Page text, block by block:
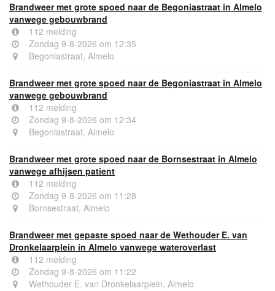
Brandweer met grote spoed naar de Begoniastraat in Almelo
vanwege gebouwbrand
112 melding
Zondag 9-8-2026 om 12:35
Begoniastraat, Almelo
Brandweer met grote spoed naar de Begoniastraat in Almelo
vanwege gebouwbrand
112 melding
Zondag 9-8-2026 om 12:34
Begoniastraat, Almelo
Brandweer met grote spoed naar de Bornsestraat in Almelo
vanwege afhijsen patient
112 melding
Zondag 9-8-2026 om 11:28
Bornsestraat, Almelo
Brandweer met gepaste spoed naar de Wethouder E. van
Dronkelaarplein in Almelo vanwege wateroverlast
112 melding
Zondag 9-8-2026 om 11:22
Wethouder E. van Dronkelaarplein, Almelo